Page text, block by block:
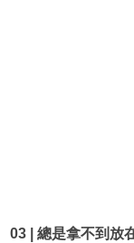
03 | 總是拿不到放